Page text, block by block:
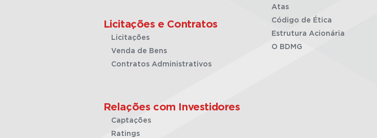
Licitações e Contratos
Licitações
Venda de Bens
Contratos Administrativos
Relações com Investidores
Captações
Ratings
Atas
Código de Ética
Estrutura Acionária
O BDMG